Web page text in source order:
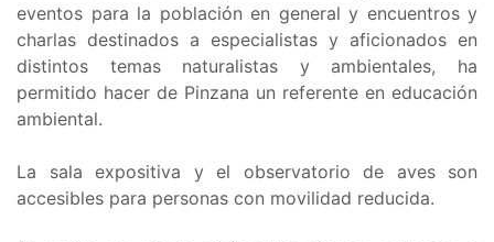
eventos para la población en general y encuentros y
charlas destinados a especialistas y aficionados en
distintos temas naturalistas y ambientales, ha
permitido hacer de Pinzana un referente en educación
ambiental.
La sala expositiva y el observatorio de aves son
accesibles para personas con movilidad reducida.